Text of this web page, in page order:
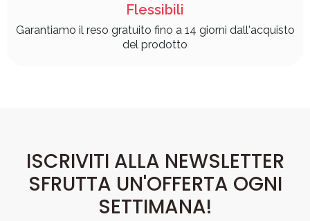
Flessibili
Garantiamo il reso gratuito fino a 14 giorni dall'acquisto
del prodotto
ISCRIVITI ALLA NEWSLETTER
SFRUTTA UN'OFFERTA OGNI
SETTIMANA!